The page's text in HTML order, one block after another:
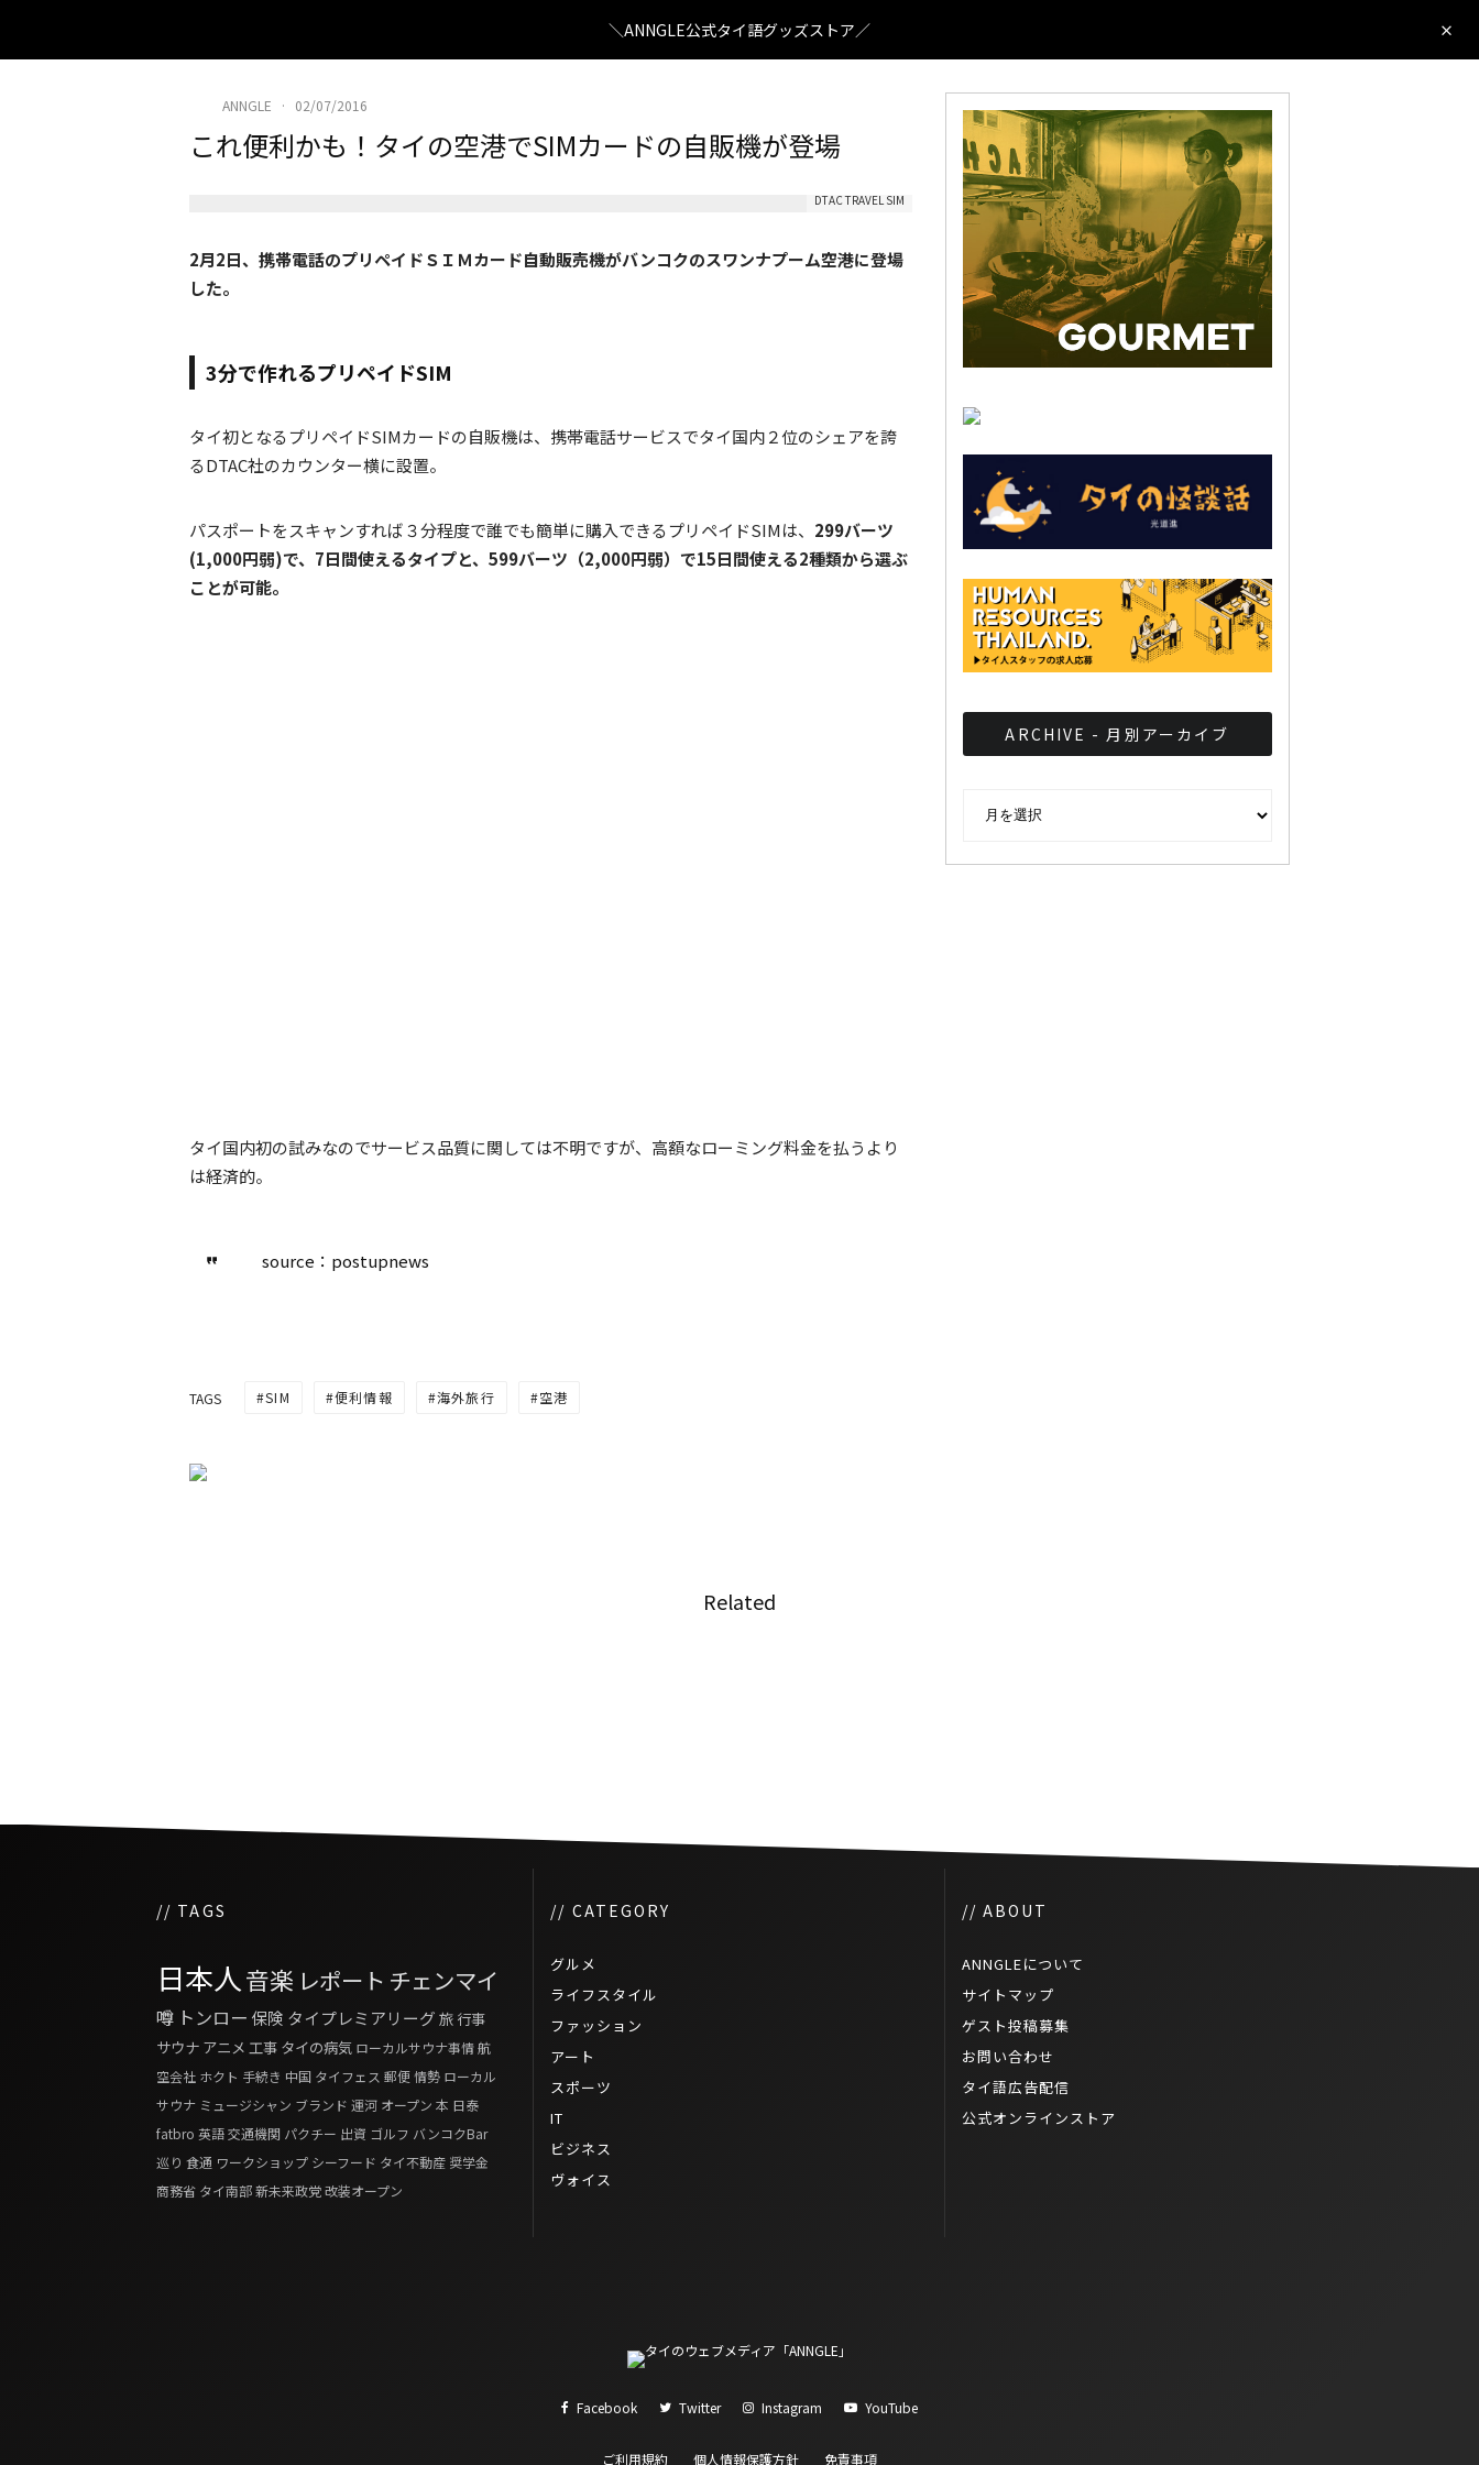
＼ANNGLE公式タイ語グッズストア／
ANNGLE · 02/07/2016
これ便利かも！タイの空港でSIMカードの自販機が登場
DTAC TRAVEL SIM
2月2日、携帯電話のプリペイドＳＩＭカード自動販売機がバンコクのスワンナプーム空港に登場
した。
3分で作れるプリペイドSIM
タイ初となるプリペイドSIMカードの自販機は、携帯電話サービスでタイ国内２位のシェアを誇
るDTAC社のカウンター横に設置。
パスポートをスキャンすれば３分程度で誰でも簡単に購入できるプリペイドSIMは、 299バーツ
(1,000円弱)で、7日間使えるタイプと、599バーツ（2,000円弱）で15日間使える2種類から選ぶ
ことが可能。
タイ国内初の試みなのでサービス品質に関しては不明ですが、高額なローミング料金を払うより
は経済的。
source：postupnews
TAGS SIM 便利情報 海外旅行 空港
ARCHIVE - 月別アーカイブ
Related
// TAGS
日本人音楽 レポート チェンマイ
噂 トンロー 保険 タイプレミアリーグ 旅 行事
サウナ アニメ 工事 タイの病気 ローカルサウナ事情航
空会社 ホクト 手続き 中国 タイフェス 郵便情勢 ローカル
サウナ ミュージシャン ブランド 運河 オープン 本 日泰
fatbro 英語交通機関 パクチー 出資 ゴルフ バンコクBar
巡り 食通 ワークショップ シーフード タイ不動産 奨学金
商務省 タイ南部新未来政党改装オープン
// CATEGORY
グルメ
ライフスタイル
ファッション
アート
スポーツ
IT
ビジネス
ヴォイス
// ABOUT
ANNGLEについて
サイトマップ
ゲスト投稿募集
お問い合わせ
タイ語広告配信
公式オンラインストア
Facebook Twitter Instagram YouTube
ご利用規約 個人情報保護方針 免責事項